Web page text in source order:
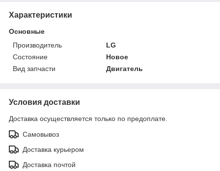
Характеристики
Основные
Производитель
LG
Состояние
Новое
Вид запчасти
Двигатель
Условия доставки
Доставка осуществляется только по предоплате.
Самовывоз
Доставка курьером
Доставка почтой